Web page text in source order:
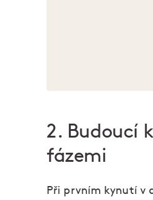
2. Budoucí
fázemi
Při prvním kynutí v